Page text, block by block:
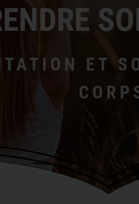
ET